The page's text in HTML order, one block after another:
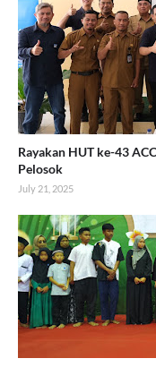
Rayakan HUT ke-43
Pelosok
July 21, 2025